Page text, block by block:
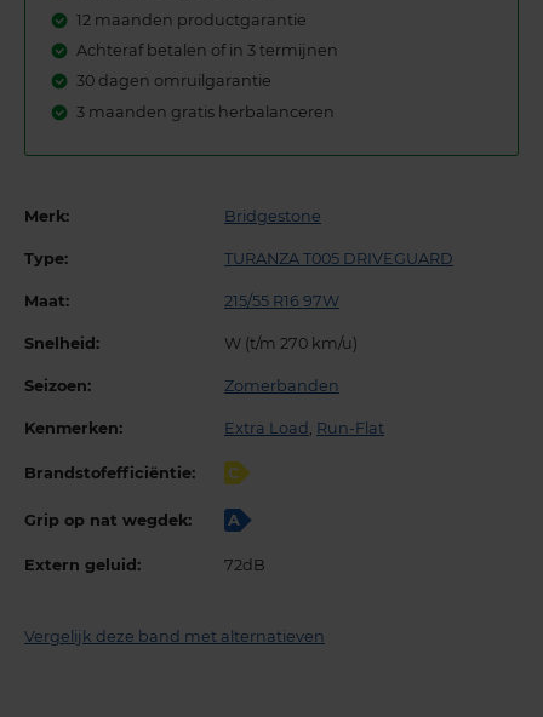
12 maanden productgarantie
Achteraf betalen of in 3 termijnen
30 dagen omruilgarantie
3 maanden gratis herbalanceren
Merk: Bridgestone
Type: TURANZA T005 DRIVEGUARD
Maat: 215/55 R16 97W
Snelheid: W (t/m 270 km/u)
Seizoen: Zomerbanden
Kenmerken: Extra Load , Run-Flat
Brandstofefficiëntie: C
Grip op nat wegdek: A
Extern geluid: 72dB
Vergelijk deze band met alternatieven